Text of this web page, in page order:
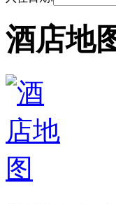
酒店地